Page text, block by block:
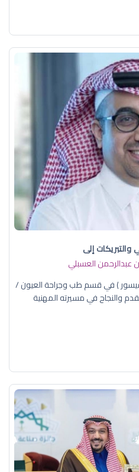
إلى
عبدالرحمن العسبلي
) في قسم طب وجراحة العيون /
والنجاح في مسيرته المهنية